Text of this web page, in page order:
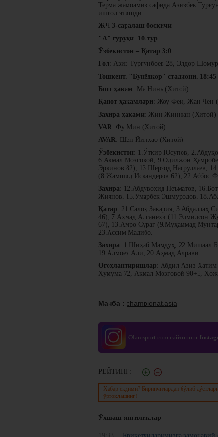
Терма жамоамиз сафида Азизбек
ишғол этишди.
ЖЧ 3-саралаш босқичи
"А" гуруҳи. 10-тур
Ўзбекистон – Қатар 3:0
Гол: Азиз Турғунбоев 28, Элдор
Тошкент. "Бунёдкор" стадиони. 18:45
Бош ҳакам: Ма Нинь (Хитой)
Қанот ҳакамлари: Жоу Феи, Жан Чен
Захира ҳаками: Жин Жинюан (Хитой)
VAR: Фу Мин (Хитой)
AVAR: Шен Йинхао (Хитой)
Ўзбекистон: 1.Ўткир Юсупов,
6.Акмал Мозговой, 9.Одилжон
Эркинов 82), 13.Шерзод Насруллаев,
(8.Жамшид Искандеров 62), 22.Аббос
Захира: 12.Абдувоҳид Неъматов,
Жиянов, 15.Умарбек Эшмуродов,
Қатар: 21.Салоҳ Закария, 3.Абдаллаҳ
46), 7.Аҳмад Алганеҳи (11.Эдмилсон
67), 13.Амро Сураг (9.Муҳаммад
23.Ассим Мадибо.
Захира: 1.Шиҳаб Мамдуҳ, 22.Мишаал
19.Алмоез Али, 20.Аҳмад Алрави.
Огоҳлантиришлар: Абдил Азиз
Ҳумума 72, Акмал Мозговой 90+5,
Манба : championat.asia
Olamsport.com сайтининг
РЕЙТИНГ:
Хабар ёқдими? Биринчилардан бўлиб
ўртоқлашинг!
Ўхшаш янгиликлар
Крикетчиларимизга